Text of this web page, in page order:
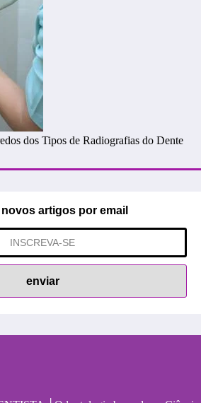
dos Tipos de Radiografias do Dente
novos artigos por email